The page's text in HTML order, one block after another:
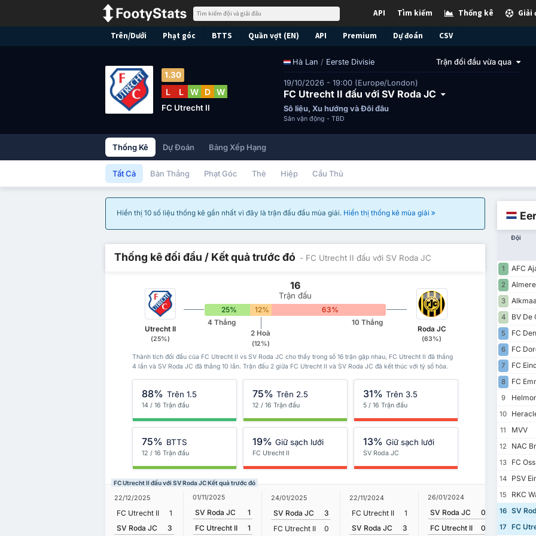
Giải
Thống kê
Tìm kiếm
API
Trên/Dưới Phạt góc BTTS Quần vợt (EN) API Premium Dự đoán CSV
Hà Lan / Eerste Divisie Trận đối đầu vừa qua
19/10/2026 - 19:00 (Europe/London)
FC Utrecht II đấu với SV Roda JC
Số liệu, Xu hướng và Đối đầu
Sân vận động - TBD
1.30
L L W D W
FC Utrecht II
Thống Kê Dự Đoán Bảng Xếp Hạng
Tất Cả Bàn Thắng Phạt Góc Thẻ Hiệp Cầu Thủ
Hiển thị 10 số liệu thống kê gần nhất vì đây là trận đấu đầu mùa giải. Hiển thị thống kê mùa giải
Thống kê đối đầu / Kết quả trước đó - FC Utrecht II đấu với SV Roda JC
Utrecht II
(25%)
16
Trận đấu
25% 12% 63%
4 Thắng
2 Hoà
(12%)
10 Thắng
Roda JC
(63%)
Thành tích đối đầu của FC Utrecht II vs SV Roda JC cho thấy trong số 16 trận gặp nhau, FC Utrecht II đã thắng
4 lần và SV Roda JC đã thắng 10 lần. Trận đấu 2 giữa FC Utrecht II và SV Roda JC đã kết thúc với tỷ số hòa.
88% Trên 1.5
14 / 16 Trận đấu
75% Trên 2.5
12 / 16 Trận đấu
31% Trên 3.5
5 / 16 Trận đấu
75% BTTS
12 / 16 Trận đấu
19% Giữ sạch lưới
FC Utrecht II
13% Giữ sạch lưới
SV Roda JC
FC Utrecht II đấu với SV Roda JC Kết quả trước đó
22/12/2025
FC Utrecht II
1
SV Roda JC
3
01/11/2025
SV Roda JC
1
FC Utrecht II
1
24/01/2025
SV Roda JC
3
FC Utrecht II
0
22/11/2024
FC Utrecht II
1
SV Roda JC
3
26/01/2024
SV Roda JC
0
FC Utrecht II
0
01/09/
FC
SV
Đội
1 AFC
2
3
4
BV De
5
FC
6
FC
7
FC
8
FC
9
10
11
MVV
12
NAC
13
FC Oss
14
PSV
15
RKC
16 SV
17
FC